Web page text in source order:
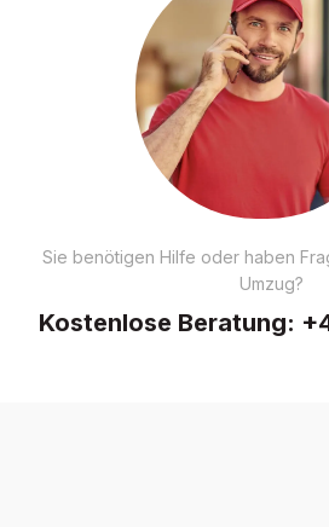
Sie benötigen Hilfe oder haben
Umzug?
Kostenlose Beratung: